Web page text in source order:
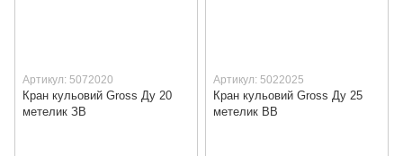
Артикул: 5072020
Кран кульовий Gross Ду 20
метелик ЗВ
Артикул: 5022025
Кран кульовий Gross Ду 25
метелик ВВ